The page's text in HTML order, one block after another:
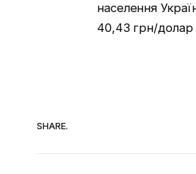
населення
40,43 грн/долар
SHARE.